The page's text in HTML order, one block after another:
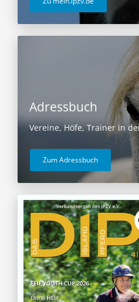
Adressbuch
Vereine, Höfe, Trainer in
Zum Adressbuch